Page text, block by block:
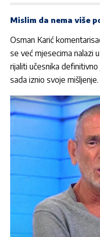
Mislim da nema više
Osman Karić
se već mjesecima nalazi
rijaliti učesnika
sada iznio svoje mišljenje.